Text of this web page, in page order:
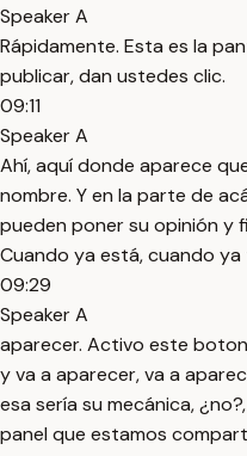
Speaker A
Rápidamente. Esta es la
publicar, dan ustedes clic.
09:11
Speaker A
Ahí, aquí donde aparece
nombre. Y en la parte de
pueden poner su opinión y
Cuando ya está, cuando
09:29
Speaker A
aparecer. Activo este
y va a aparecer, va a
esa sería su mecánica,
panel que estamos